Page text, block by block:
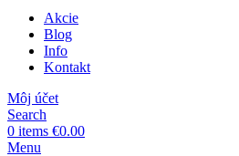
Akcie
Blog
Info
Kontakt
Môj účet
Search
0 items €0.00
Menu